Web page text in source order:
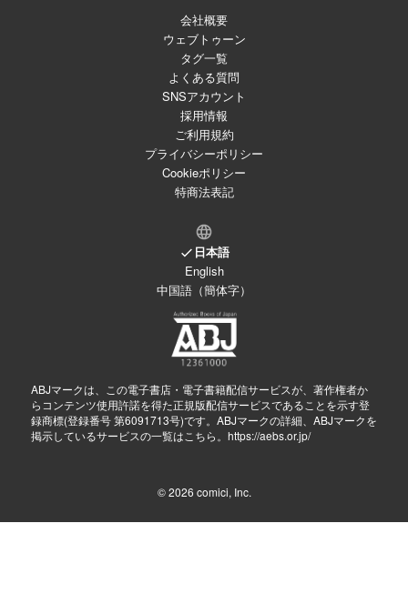
会社概要
ウェブトゥーン
タグ一覧
よくある質問
SNSアカウント
採用情報
ご利用規約
プライバシーポリシー
Cookieポリシー
特商法表記
日本語
English
中国語（簡体字）
ABJマークは、この電子書店・電子書籍配信サービスが、著作権者か
らコンテンツ使用許諾を得た正規版配信サービスであることを示す登
録商標(登録番号 第6091713号)です。ABJマークの詳細、ABJマークを
掲示しているサービスの一覧はこちら。 https://aebs.or.jp/
© 2026 comici, Inc.